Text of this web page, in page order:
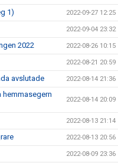
1) 2022-09-27 12:25
2022-09-04 23:32
2022 2022-08-26 10:15
2022-08-21 20:59
avslutade 2022-08-14 21:36
hemmasegern
2022-08-14 20:09
2022-08-13 21:14
2022-08-13 20:56
2022-08-09 23:36